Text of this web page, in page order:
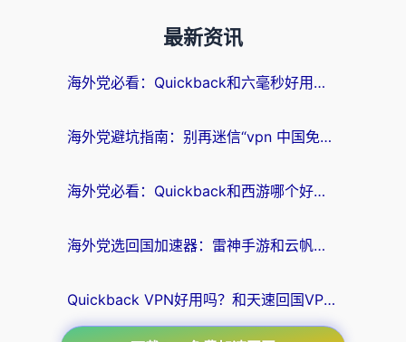
最新资讯
海外党必看：Quickback和六毫秒好用吗？3步选对回国加速器，无缝刷国内剧玩游戏
海外党避坑指南：别再迷信“vpn 中国免费”，选对回国加速器才能无缝刷国内资源
海外党必看：Quickback和西游哪个好？3个维度教你选对回国加速器
海外党选回国加速器：雷神手游和云帆哪个好？附3组对比+避坑指南
Quickback VPN好用吗？和天速回国VPN对比哪个回国效果更好？海外党必看的真实体验指南